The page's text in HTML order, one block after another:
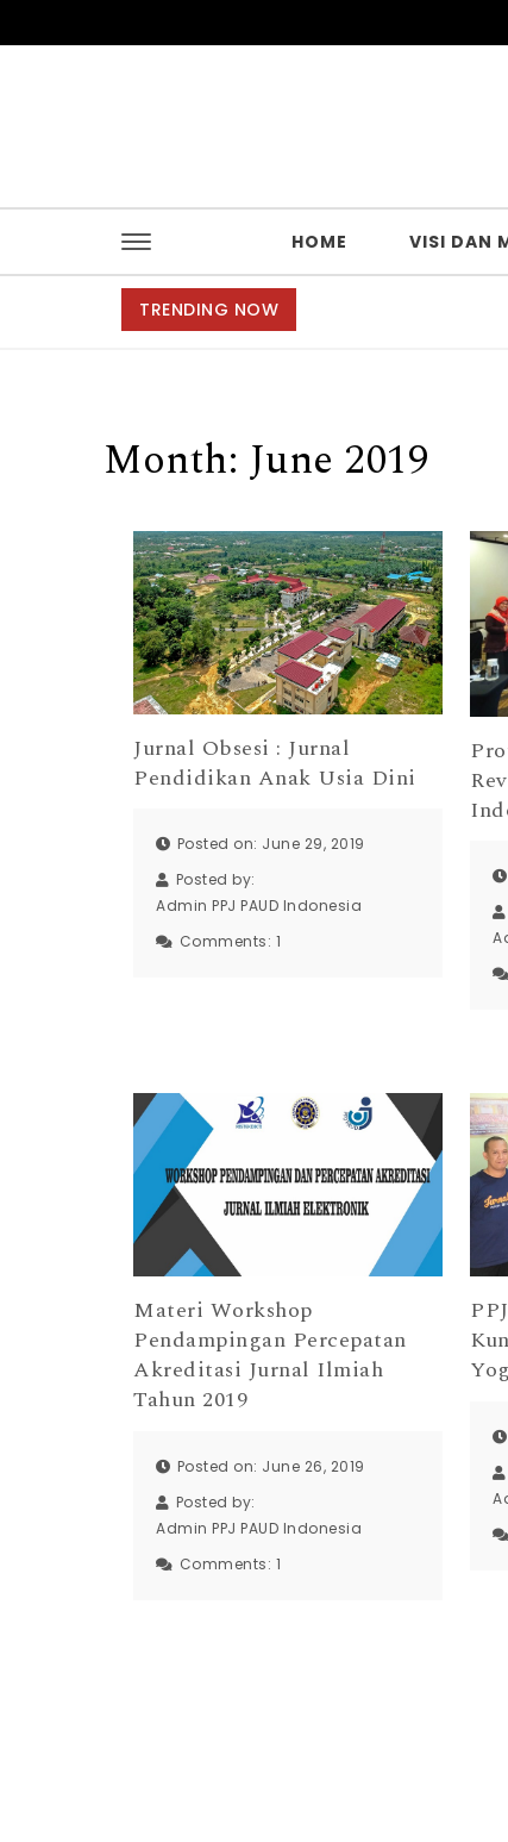
HOME VISI DAN
TRENDING NOW
Month: June 2019
Jurnal Obsesi : Jurnal
Pendidikan Anak Usia Dini
Posted on: June 29, 2019
Posted by:
Admin PPJ PAUD Indonesia
Comments: 1
Materi Workshop
Pendampingan Percepatan
Akreditasi Jurnal Ilmiah
Tahun 2019
Posted on: June 26, 2019
Posted by:
Admin PPJ PAUD Indonesia
Comments: 1